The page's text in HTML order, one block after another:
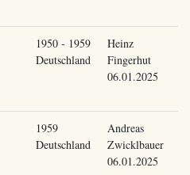
1950 - 1959
Deutschland
Heinz
Fingerhut
06.01.2025
1959
Deutschland
Andreas
Zwicklbauer
06.01.2025